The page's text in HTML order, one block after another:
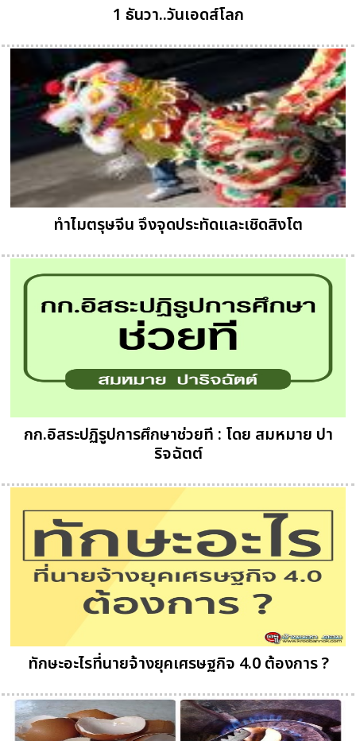
1 ธันวา..วันเอดส์โลก
ทำไมตรุษจีน จึงจุดประทัดและเชิดสิงโต
กก.อิสระปฏิรูปการศึกษาช่วยที : โดย สมหมาย ปา
ริจฉัตต์
ทักษะอะไรที่นายจ้างยุคเศรษฐกิจ 4.0 ต้องการ ?